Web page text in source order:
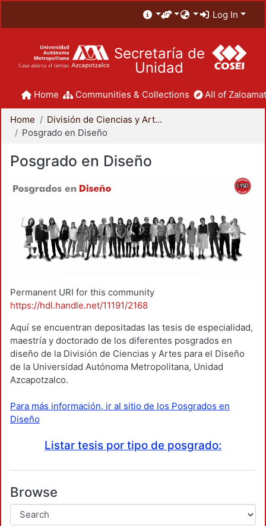
Log In
Secretaría de
Unidad
Home Communities & Collections All of
Home
División de Ciencias y Artes para el Diseño
Posgrado en Diseño
Posgrado en Diseño
Permanent URI for this community
https://hdl.handle.net/11191/2168
Aquí se encuentran depositadas las tesis de especialidad,
maestría y doctorado de los diferentes posgrados en
diseño de la División de Ciencias y Artes para el Diseño
de la Universidad Autónoma Metropolitana, Unidad
Azcapotzalco.
Para más información, ir al sitio de los Posgrados en
Diseño
Listar tesis por tipo de posgrado:
Browse